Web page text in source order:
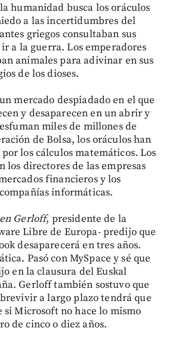
humanidad busca los oráculos
a las incertidumbres del
griegos consultaban sus
a la guerra. Los emperadores
animales para adivinar en sus
de los dioses.
mercado despiadado en el que
y desaparecen en un abrir y
miles de millones de
de Bolsa, los oráculos han
los cálculos matemáticos. Los
los directores de las empresas
financieros y los
informáticas.
Gerloff, presidente de la
Libre de Europa- predijo que
desaparecerá en tres años.
Pasó con MySpace y sé que
en la clausura del Euskal
Gerloff también sostuvo que
a largo plazo tendrá que
si Microsoft no hace lo mismo
de cinco o diez años.